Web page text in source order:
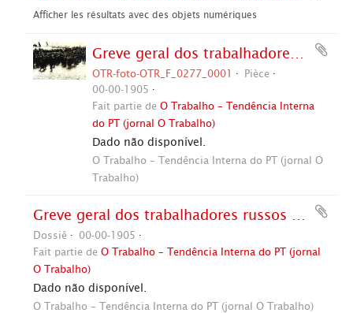
Afficher les résultats avec des objets numériques
Greve geral dos trabalhadores russos (Rússia, 1905). / Crédito: Autoria desconhecida.
OTR-foto-OTR_F_0277_0001
Pièce
00-00-1905
Fait partie deO Trabalho – Tendência Interna
do PT (jornal O Trabalho)
Dado não disponível.
O Trabalho – Tendência Interna do PT (jornal O
Trabalho)
Greve geral dos trabalhadores russos (Rússia, 1905).
Dossiê
00-00-1905
Fait partie de O Trabalho – Tendência Interna do PT (jornal
O Trabalho)
Dado não disponível.
O Trabalho – Tendência Interna do PT (jornal O Trabalho)